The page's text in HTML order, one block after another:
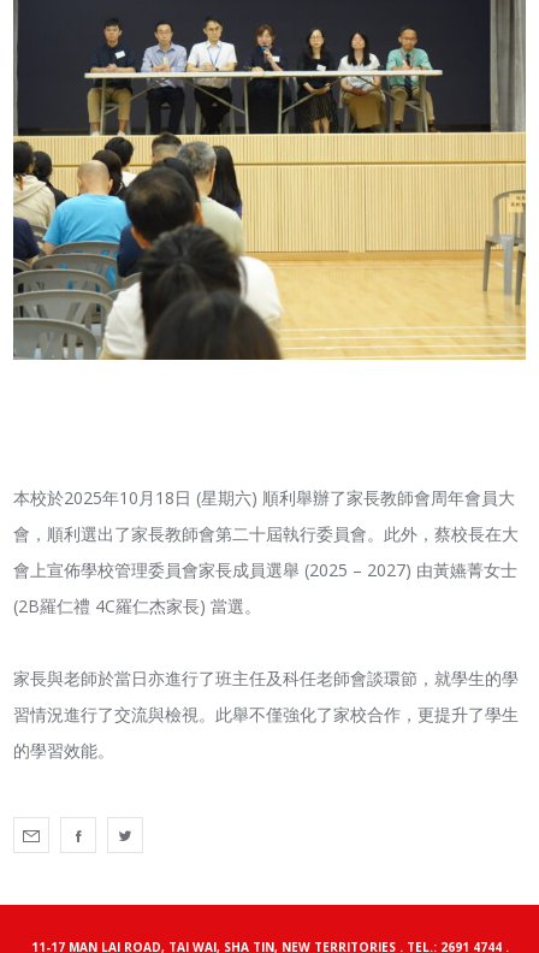
本校於2025年10月18日 (星期六) 順利舉辦了家長教師會周年會員大
會，順利選出了家長教師會第二十屆執行委員會。此外，蔡校長在大
會上宣佈學校管理委員會家長成員選舉 (2025 – 2027) 由黃嬿菁女士
(2B羅仁禮 4C羅仁杰家長) 當選。
家長與老師於當日亦進行了班主任及科任老師會談環節，就學生的學
習情況進行了交流與檢視。此舉不僅強化了家校合作，更提升了學生
的學習效能。
11-17 MAN LAI ROAD, TAI WAI, SHA TIN, NEW TERRITORIES . TEL.: 2691 4744 .